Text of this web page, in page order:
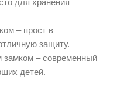
для хранения
– прост в
защиту.
замком – современный
детей.